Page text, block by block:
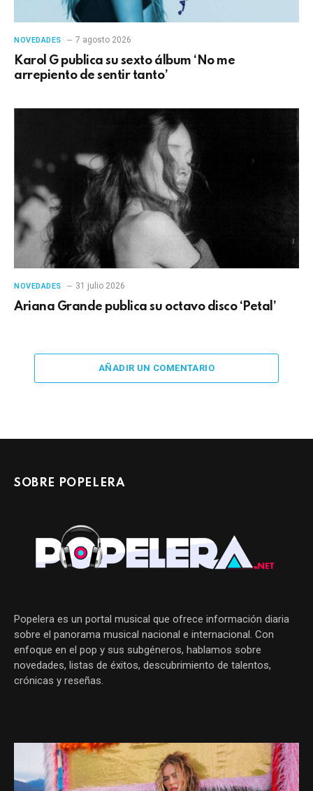
NOVEDADES 7 agosto 2026
Karol G publica su sexto álbum ‘No me
arrepiento de sentir tanto’
NOVEDADES 31 julio 2026
Ariana Grande publica su octavo disco ‘Petal’
AÑADIR UN COMENTARIO
SOBRE POPELERA
Popelera es un portal musical que ofrece información diaria
sobre el panorama musical nacional e internacional. Con
enfoque en el pop y sus subgéneros, hablamos sobre
novedades, listas de éxitos, descubrimiento de talentos,
crónicas y reseñas.